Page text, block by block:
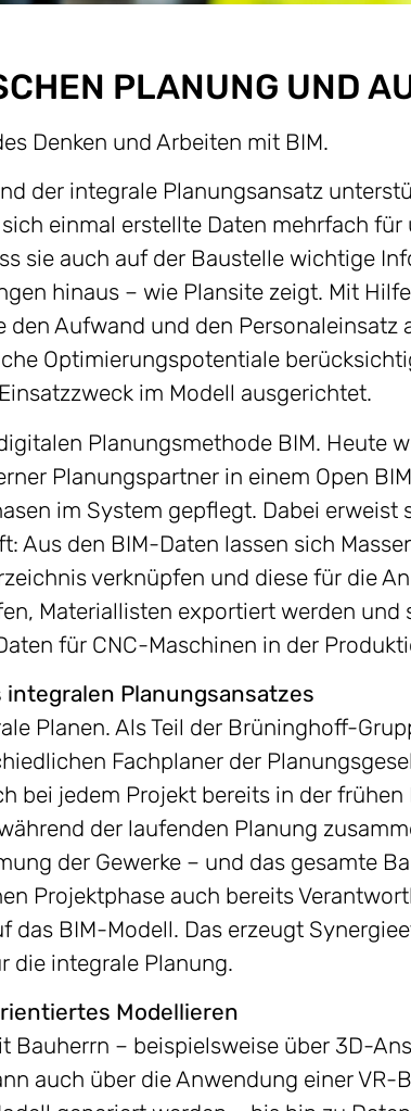
PLANUNG UND
Denken und Arbeiten mit BIM.
der integrale Planungsansatz
einmal erstellte Daten mehrfach
sie auch auf der Baustelle wichtige
hinaus – wie Plansite zeigt. Mit
Aufwand und den Personaleinsatz
Optimierungspotentiale
im Modell ausgerichtet.
Planungsmethode BIM. Heute
Planungspartner in einem Open
im System gepflegt. Dabei erweist
den BIM-Daten lassen sich
verknüpfen und diese für die
Materiallisten exportiert werden und
für CNC-Maschinen in der
Planungsansatzes
Planen. Als Teil der Brüninghoff-
Fachplaner der
bei jedem Projekt bereits in der
der laufenden Planung
der Gewerke – und das gesamte
Projektphase auch bereits
BIM-Modell. Das erzeugt
die integrale Planung.
Modellieren
Bauherrn – beispielsweise über 3D-
auch über die Anwendung einer VR-